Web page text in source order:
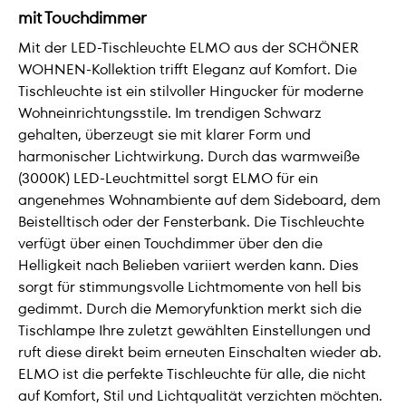
mit Touchdimmer
Mit der LED-Tischleuchte ELMO aus der SCHÖNER
WOHNEN-Kollektion trifft Eleganz auf Komfort. Die
Tischleuchte ist ein stilvoller Hingucker für moderne
Wohneinrichtungsstile. Im trendigen Schwarz
gehalten, überzeugt sie mit klarer Form und
harmonischer Lichtwirkung. Durch das warmweiße
(3000K) LED-Leuchtmittel sorgt ELMO für ein
angenehmes Wohnambiente auf dem Sideboard, dem
Beistelltisch oder der Fensterbank. Die Tischleuchte
verfügt über einen Touchdimmer über den die
Helligkeit nach Belieben variiert werden kann. Dies
sorgt für stimmungsvolle Lichtmomente von hell bis
gedimmt. Durch die Memoryfunktion merkt sich die
Tischlampe Ihre zuletzt gewählten Einstellungen und
ruft diese direkt beim erneuten Einschalten wieder ab.
ELMO ist die perfekte Tischleuchte für alle, die nicht
auf Komfort, Stil und Lichtqualität verzichten möchten.